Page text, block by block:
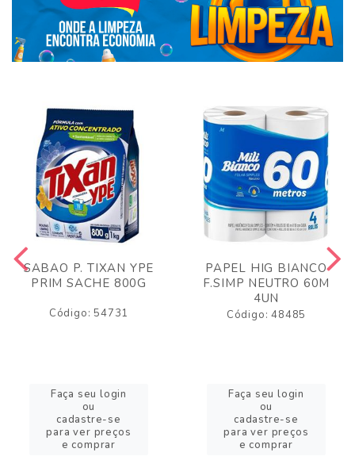
SABAO P. TIXAN YPE
PRIM SACHE 800G
Código: 54731
Faça seu login
ou
cadastre-se
para ver preços
e comprar
PAPEL HIG BIANCO
F.SIMP NEUTRO 60M
4UN
Código: 48485
Faça seu login
ou
cadastre-se
para ver preços
e comprar